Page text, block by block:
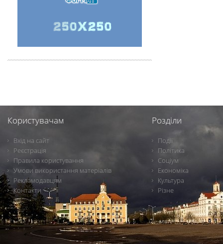
Користувачам
Вхід на сайт
Реєстрація
Правила користування
Умови використання матеріалів
Рекламодавцям
Контакти
Розділи
Події
Політика
Соціум
Економіка
Культура
Різне